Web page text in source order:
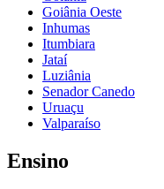
Goiânia Oeste
Inhumas
Itumbiara
Jataí
Luziânia
Senador Canedo
Uruaçu
Valparaíso
Ensino